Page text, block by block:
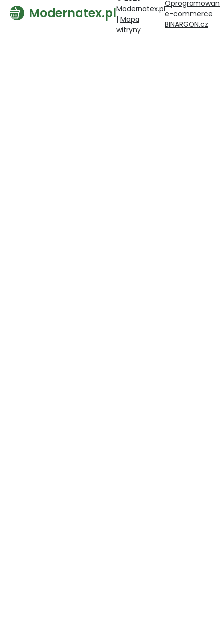
Modernatex.plModernatex.pl
| Mapa
witryny
e-commerce
BINARGON.cz